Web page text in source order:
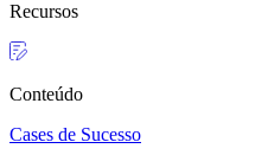
Recursos
Conteúdo
Cases de Sucesso